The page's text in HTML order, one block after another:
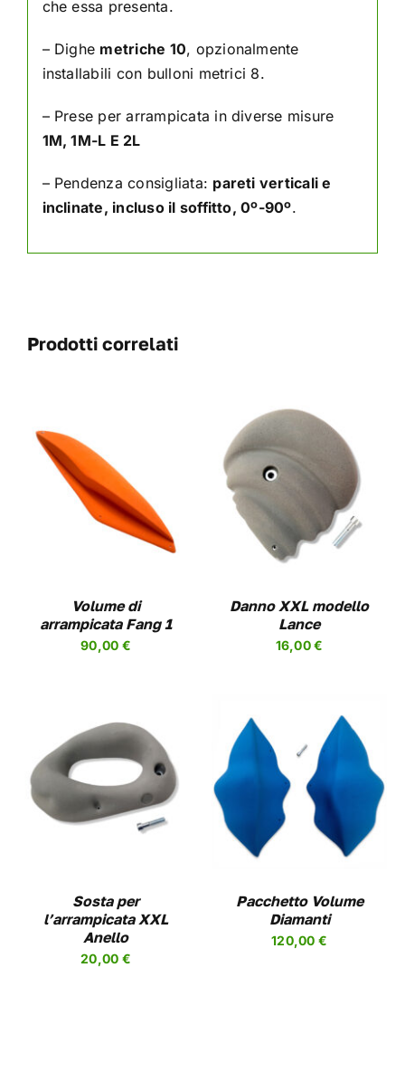
che essa presenta.
– Dighe metriche 10, opzionalmente
installabili con bulloni metrici 8.
– Prese per arrampicata in diverse misure
1M, 1M-L E 2L
– Pendenza consigliata: pareti verticali e
inclinate, incluso il soffitto, 0º-90º.
Prodotti correlati
Volume di
arrampicata Fang 1
90,00 €
SCEGLI QUESTO
PRODOTTO
HA
PIÙ
OPZIONI
POSSONO
ESSERE
SCELTE
PRODOTTO
DETAILS
Danno XXL modello
Lance
16,00€
Sosta per
l’arrampicata XXL
Anello
20,00 €
SCEGLI QUESTO
PRODOTTO
HA
POSSONO
ESSERE
SCELTE
NELLA
/ DETAILS
Pacchetto Volume
Diamanti
120,00 €